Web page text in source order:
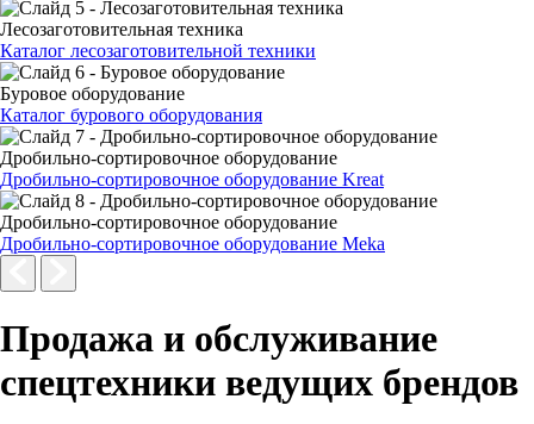
Лесозаготовительная техника
Каталог лесозаготовительной техники
Буровое оборудование
Каталог бурового оборудования
Дробильно-сортировочное оборудование
Дробильно-сортировочное оборудование Kreat
Дробильно-сортировочное оборудование
Дробильно-сортировочное оборудование Meka
Продажа и обслуживание
спецтехники ведущих брендов